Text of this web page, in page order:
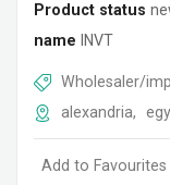
Product status
name
INVT
Wholesaler/
alexandria,
Add to Favourites